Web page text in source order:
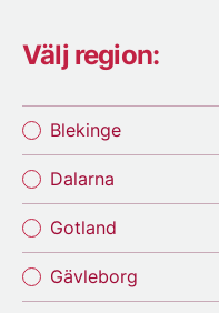
Välj region:
Blekinge
Dalarna
Gotland
Gävleborg